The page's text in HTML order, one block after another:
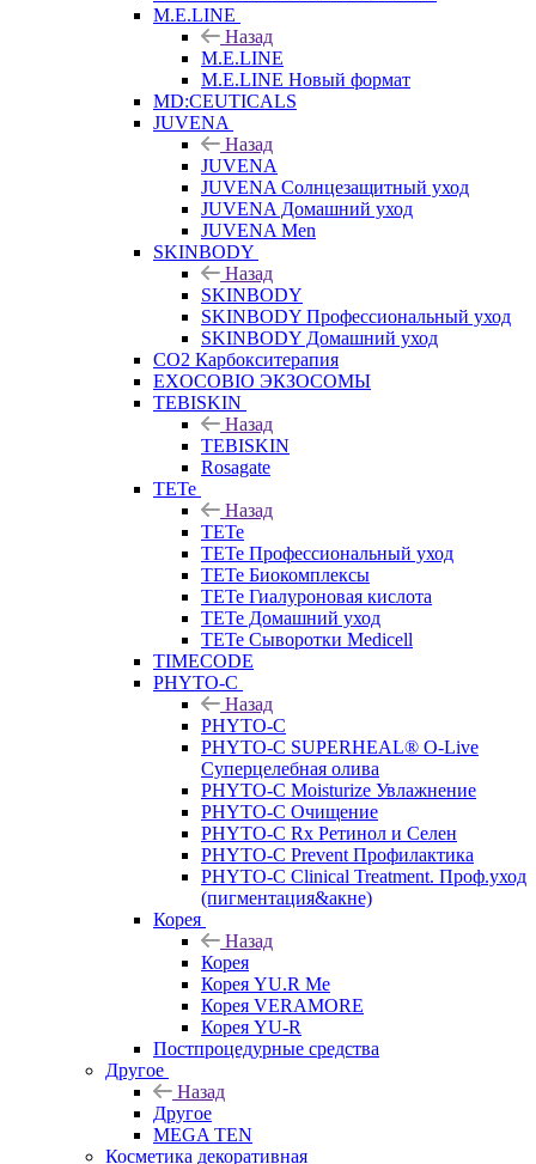
M.E.LINE
Назад
M.E.LINE
M.E.LINE Новый формат
MD:CEUTICALS
JUVENA
Назад
JUVENA
JUVENA Солнцезащитный уход
JUVENA Домашний уход
JUVENA Men
SKINBODY
Назад
SKINBODY
SKINBODY Профессиональный уход
SKINBODY Домашний уход
CO2 Карбокситерапия
EXOCOBIO ЭКЗОСОМЫ
TEBISKIN
Назад
TEBISKIN
Rosagate
TETe
Назад
TETe
TETe Профессиональный уход
TETe Биокомплексы
TETe Гиалуроновая кислота
TETe Домашний уход
TETe Сыворотки Medicell
TIMECODE
PHYTO-C
Назад
PHYTO-C
PHYTO-C SUPERHEAL® O-Live
Суперцелебная олива
PHYTO-C Moisturize Увлажнение
PHYTO-C Очищение
PHYTO-C Rx Ретинол и Селен
PHYTO-C Prevent Профилактика
PHYTO-C Clinical Treatment. Проф.уход
(пигментация&акне)
Корея
Назад
Корея
Корея YU.R Me
Корея VERAMORE
Корея YU-R
Постпроцедурные средства
Другое
Назад
Другое
MEGA TEN
Косметика декоративная